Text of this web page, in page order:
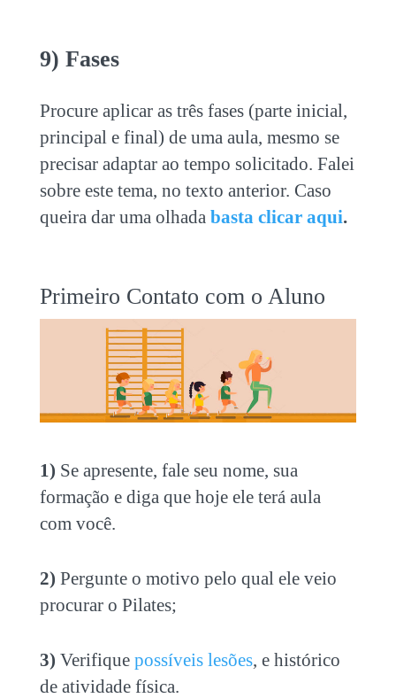
9) Fases
Procure aplicar as três fases (parte inicial,
principal e final) de uma aula, mesmo se
precisar adaptar ao tempo solicitado. Falei
sobre este tema, no texto anterior. Caso
queira dar uma olhada basta clicar aqui.
Primeiro Contato com o Aluno
1) Se apresente, fale seu nome, sua
formação e diga que hoje ele terá aula
com você.
2) Pergunte o motivo pelo qual ele veio
procurar o Pilates;
3) Verifique possíveis lesões, e histórico
de atividade física.